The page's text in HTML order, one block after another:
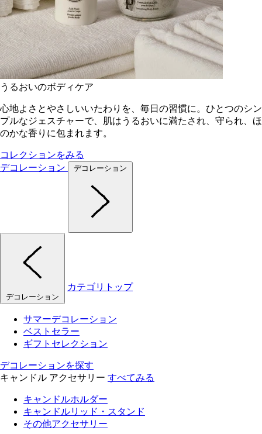
うるおいのボディケア
心地よさとやさしいいたわりを、毎日の習慣に。ひとつのシン
プルなジェスチャーで、肌はうるおいに満たされ、守られ、ほ
のかな香りに包まれます。
コレクションをみる
デコレーション
デコレーション
デコレーション
カテゴリトップ
サマーデコレーション
ベストセラー
ギフトセレクション
デコレーションを探す
キャンドル アクセサリー すべてみる
キャンドルホルダー
キャンドルリッド・スタンド
その他アクセサリー